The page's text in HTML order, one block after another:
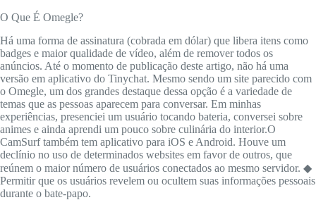
O Que É Omegle?
Há uma forma de assinatura (cobrada em dólar) que libera itens como
badges e maior qualidade de vídeo, além de remover todos os
anúncios. Até o momento de publicação deste artigo, não há uma
versão em aplicativo do Tinychat. Mesmo sendo um site parecido com
o Omegle, um dos grandes destaque dessa opção é a variedade de
temas que as pessoas aparecem para conversar. Em minhas
experiências, presenciei um usuário tocando bateria, conversei sobre
animes e ainda aprendi um pouco sobre culinária do interior.O
CamSurf também tem aplicativo para iOS e Android. Houve um
declínio no uso de determinados websites em favor de outros, que
reúnem o maior número de usuários conectados ao mesmo servidor. ◆
Permitir que os usuários revelem ou ocultem suas informações pessoais
durante o bate-papo.